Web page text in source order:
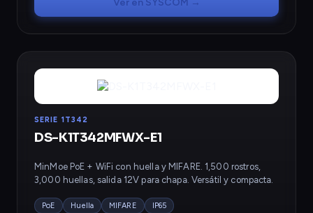
Ver en SYSCOM →
SERIE 1T342
DS-K1T342MFWX-E1
MinMoe PoE + WiFi con huella y MIFARE. 1,500 rostros,
3,000 huellas, salida 12V para chapa. Versátil y compacta.
PoE Huella MIFARE IP65